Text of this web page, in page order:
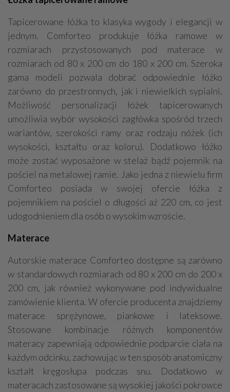
Tapicerowane łóżka to klasyka wygody i elegancji w
jednym. Comforteo produkuje łóżka ramowe w
rozmiarach przystosowanych pod materace w
rozmiarach od 80 x 200 cm do 180 x 200 cm. Szeroka
gama modeli pozwala dobrać odpowiednie łóżko
zarówno do przestronnych, jak i niewielkich sypialni.
Możliwość personalizacji łóżek tapicerowanych
umożliwia wybór wysokości zagłówka spośród trzech
wariantów, szerokości ramy oraz rodzaju nóżek (ich
wysokości, kształtu oraz koloru). Dodatkowo łóżko
może zostać wyposażone w stelaż bądź pojemnik na
pościel na metalowej ramie. Jako jedna z niewielu firm
Comforteo posiada w swojej ofercie łóżka z
pojemnikiem na pościel o długości aż 220 cm, co jest
udogodnieniem dla osób o wysokim wzroście.
Materace
Autorskie materace Comforteo dostępne są zarówno
w standardowych rozmiarach od 80 x 200 cm do 200 x
200 cm, jak również wykonywane pod indywidualne
zamówienie klienta. W ofercie producenta znajdziemy
materace sprężynowe, piankowe i lateksowe.
Stosowane kombinacje różnych komponentów
materacy zapewniają odpowiednie podparcie ciała na
każdym odcinku, zachowując w ten sposób anatomiczny
kształt kręgosłupa podczas snu. Dodatkowo w
materacach zastosowane są wysokiej jakości pokrowce